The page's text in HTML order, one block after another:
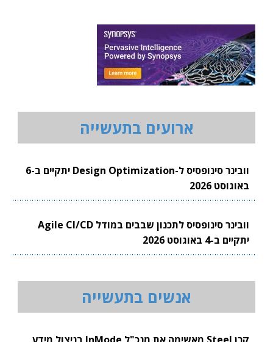
ארועים בתעשייה
וובינר סינופסיס ל-Design Optimization יתקיים ב-6
באוגוסט 2026
וובינר סינופסיס לתכנון שבבים במודל Agile CI/CD
יתקיים ב-4 באוגוסט 2026
אנשים בתעשייה